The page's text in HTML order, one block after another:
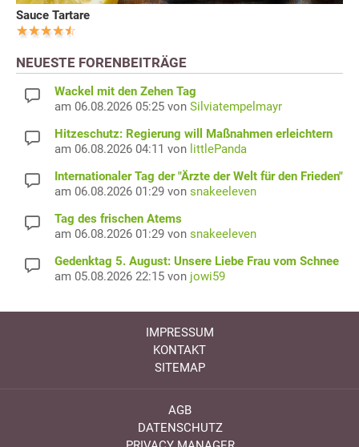
Sauce Tartare
NEUESTE FORENBEITRÄGE
Wackel mit den Zehen Tag
am 06.08.2026 05:25 von Silviatempelmayr
Hitzeschutz: Regierung will Maßnahmen erleichtern
am 06.08.2026 04:11 von littlePanda
Internationaler Tag der "Ärzte der Welt für den Frieden"
am 06.08.2026 01:29 von snakeeleven
Tag des frischen Atems
am 06.08.2026 01:29 von snakeeleven
Gedenktag 5. August: Unsere Liebe Frau vom Schnee
am 05.08.2026 22:15 von jowi59
IMPRESSUM
KONTAKT
SITEMAP
AGB
DATENSCHUTZ